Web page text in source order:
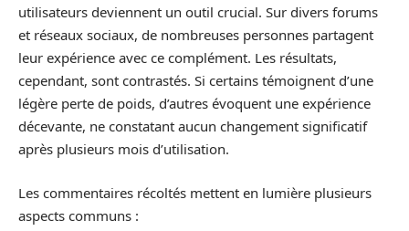
utilisateurs deviennent un outil crucial. Sur divers forums
et réseaux sociaux, de nombreuses personnes partagent
leur expérience avec ce complément. Les résultats,
cependant, sont contrastés. Si certains témoignent d’une
légère perte de poids, d’autres évoquent une expérience
décevante, ne constatant aucun changement significatif
après plusieurs mois d’utilisation.
Les commentaires récoltés mettent en lumière plusieurs
aspects communs :